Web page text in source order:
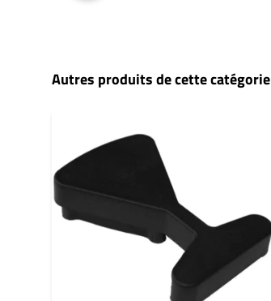
Autres produits de cette catégorie